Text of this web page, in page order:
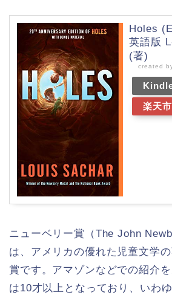
Holes
英語版
(著)
created
楽天
ニューベリー賞（The John
は、アメリカの優れた児童文学
賞です。アマゾンなどでの紹介
は10才以上となっており、いわ